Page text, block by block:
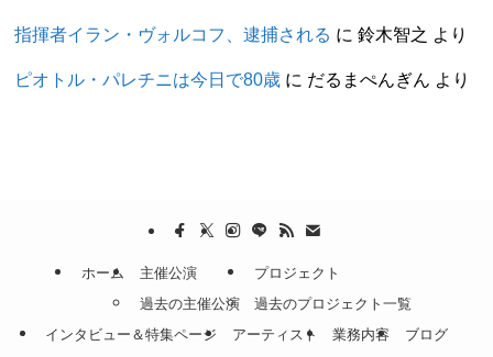
指揮者イラン・ヴォルコフ、逮捕される に鈴木智之 より
ピオトル・パレチニは今日で80歳 に だるまぺんぎん より
ホーム
主催公演
過去の主催公演
プロジェクト
過去のプロジェクト一覧
インタビュー＆特集ページ
アーティスト 業務内容
ブログ